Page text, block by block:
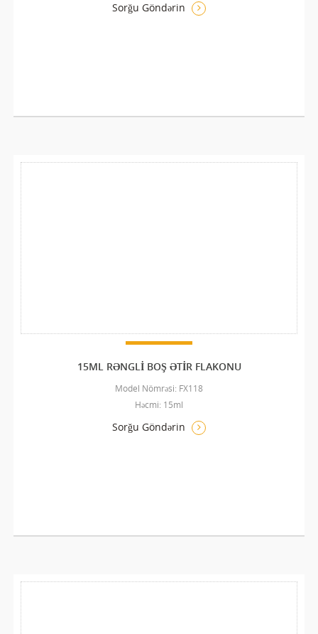
Sorğu Göndərin
15ML RƏNGLI BOŞ ƏTIR FLAKONU
Model Nömrəsi: FX118
Həcmi: 15ml
Sorğu Göndərin